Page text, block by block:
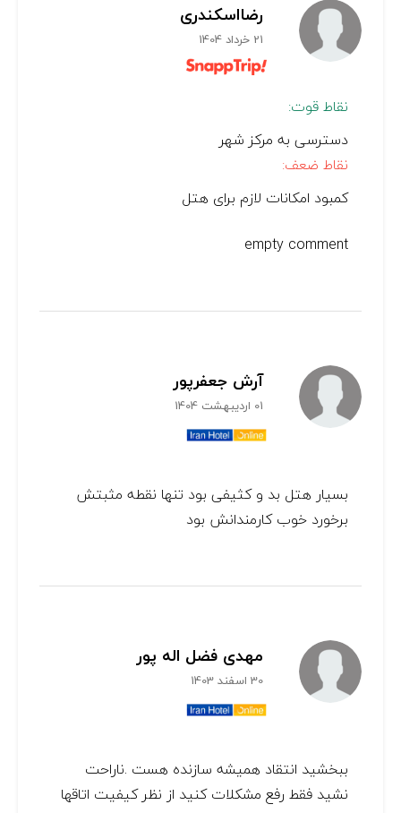
رضااسکندری
21 خرداد 1404
نقاط قوت:
دسترسی به مرکز شهر
نقاط ضعف:
کمبود امکانات لازم برای هتل
empty comment
آرش جعفرپور
01 اردیبهشت 1404
بسیار هتل بد و کثیفی بود تنها نقطه مثبتش
برخورد خوب کارمندانش بود
مهدی فضل اله پور
30 اسفند 1403
ببخشید انتقاد همیشه سازنده هست .ناراحت
نشید فقط رفع مشکلات کنید از نظر کیفیت اتاقها